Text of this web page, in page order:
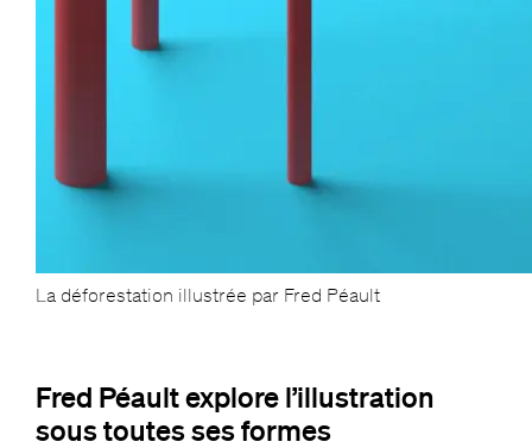
La déforestation illustrée par Fred Péault
Fred Péault explore l’illustration
sous toutes ses formes